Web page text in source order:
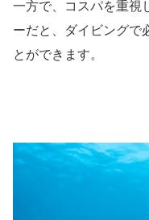
一方で、コスパを重視
ーだと、ダイビングで
とができます。